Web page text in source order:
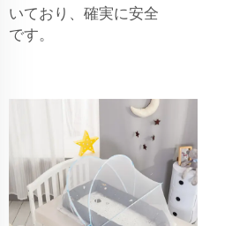
いており、確実に安全
です。